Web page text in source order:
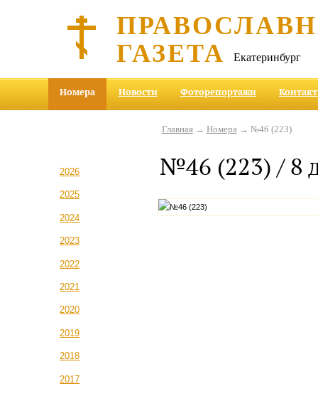
ГАЗЕТА Екатеринбург
Номера Новости Фоторепортажи
2026
2025
2024
2023
2022
2021
2020
2019
2018
2017
Главная→ Номера → №46 (223)
№46 (223) / 8